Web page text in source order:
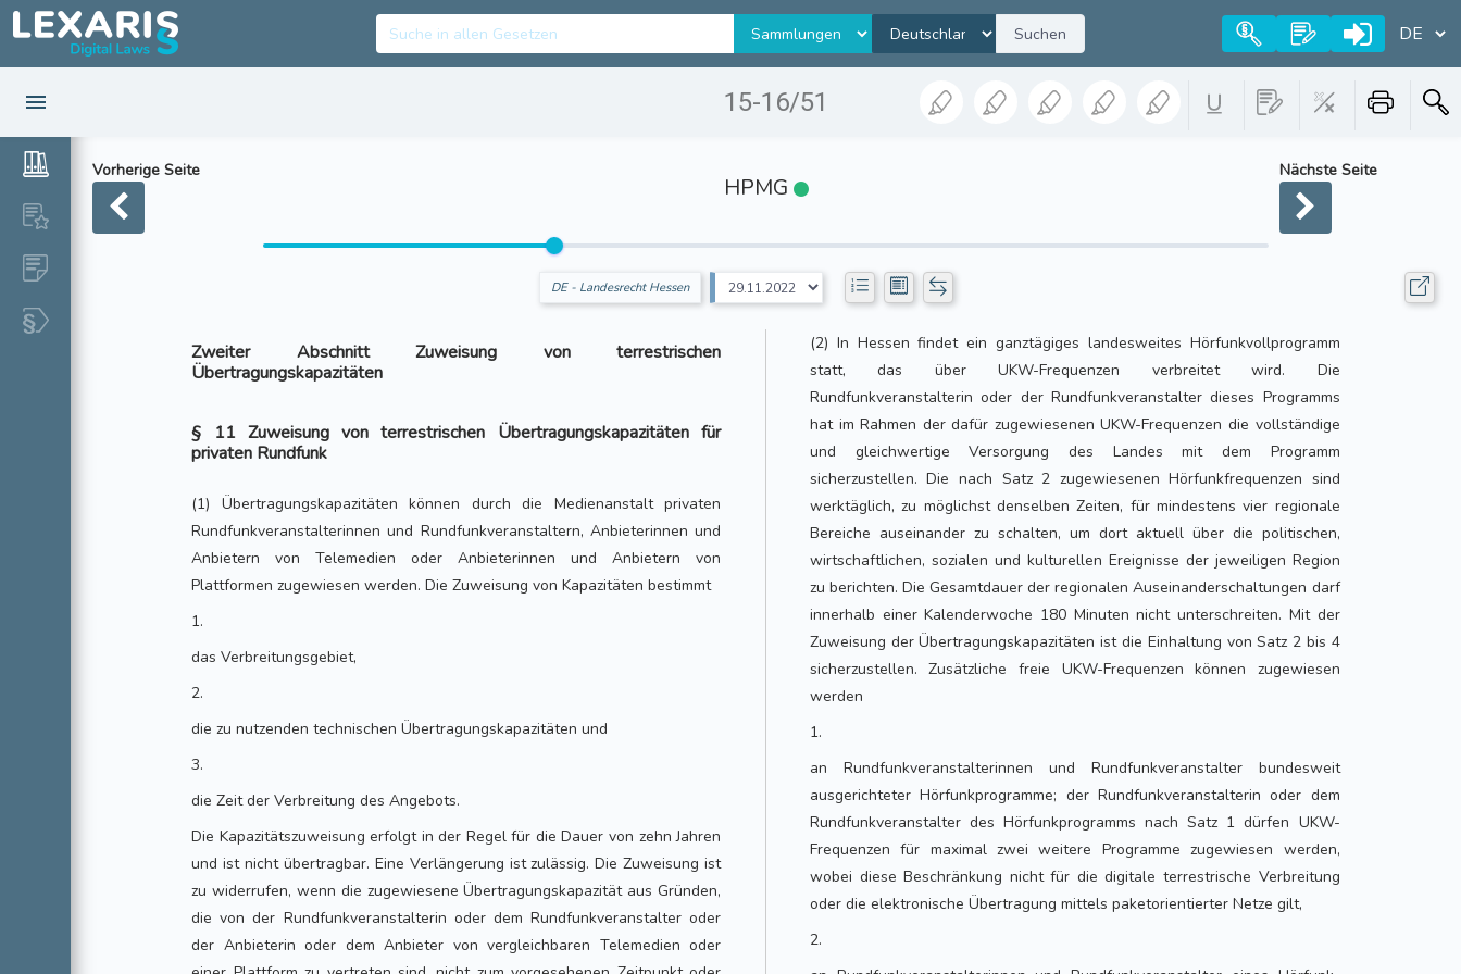
Suchen
15-16/51
Vorherige Seite
HPMG
Nächste Seite
DE - Landesrecht Hessen
Zweiter Abschnitt Zuweisung von terrestrischen
Übertragungskapazitäten
§ 11 Zuweisung von terrestrischen Übertragungskapazitäten für
privaten Rundfunk
(1) Übertragungskapazitäten können durch die Medienanstalt privaten
Rundfunkveranstalterinnen und Rundfunkveranstaltern, Anbieterinnen und
Anbietern von Telemedien oder Anbieterinnen und Anbietern von
Plattformen zugewiesen werden. Die Zuweisung von Kapazitäten bestimmt
1.
das Verbreitungsgebiet,
2.
die zu nutzenden technischen Übertragungskapazitäten und
3.
die Zeit der Verbreitung des Angebots.
Die Kapazitätszuweisung erfolgt in der Regel für die Dauer von zehn Jahren
und ist nicht übertragbar. Eine Verlängerung ist zulässig. Die Zuweisung ist
zu widerrufen, wenn die zugewiesene Übertragungskapazität aus Gründen,
die von der Rundfunkveranstalterin oder dem Rundfunkveranstalter oder
der Anbieterin oder dem Anbieter von vergleichbaren Telemedien oder
(2) In Hessen findet ein ganztägiges landesweites Hörfunkvollprogramm
statt, das über UKW-Frequenzen verbreitet wird. Die
Rundfunkveranstalterin oder der Rundfunkveranstalter dieses Programms
hat im Rahmen der dafür zugewiesenen UKW-Frequenzen die vollständige
und gleichwertige Versorgung des Landes mit dem Programm
sicherzustellen. Die nach Satz 2 zugewiesenen Hörfunkfrequenzen sind
werktäglich, zu möglichst denselben Zeiten, für mindestens vier regionale
Bereiche auseinander zu schalten, um dort aktuell über die politischen,
wirtschaftlichen, sozialen und kulturellen Ereignisse der jeweiligen Region
zu berichten. Die Gesamtdauer der regionalen Auseinanderschaltungen darf
innerhalb einer Kalenderwoche 180 Minuten nicht unterschreiten. Mit der
Zuweisung der Übertragungskapazitäten ist die Einhaltung von Satz 2 bis 4
sicherzustellen. Zusätzliche freie UKW-Frequenzen können zugewiesen
werden
1.
an Rundfunkveranstalterinnen und Rundfunkveranstalter bundesweit
ausgerichteter Hörfunkprogramme; der Rundfunkveranstalterin oder dem
Rundfunkveranstalter des Hörfunkprogramms nach Satz 1 dürfen UKW-
Frequenzen für maximal zwei weitere Programme zugewiesen werden,
wobei diese Beschränkung nicht für die digitale terrestrische Verbreitung
oder die elektronische Übertragung mittels paketorientierter Netze gilt,
2.